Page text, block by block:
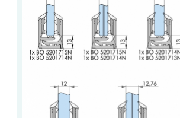
GARDE CORPS EN VERRE
VERRIÈRE TYPE ATELIER
PLEXIGLAS PMMA